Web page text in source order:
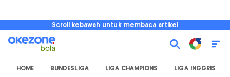
Scroll kebawah untuk membaca artikel
HOME BUNDESLIGA LIGA CHAMPIONS LIGA INGGRIS